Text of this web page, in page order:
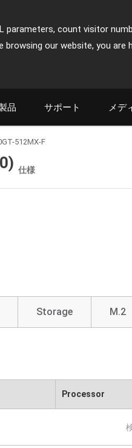
parameters, count visitor
our website, you are
品 サポート メデ
512MX-F
仕様
Storage M.2
Processor